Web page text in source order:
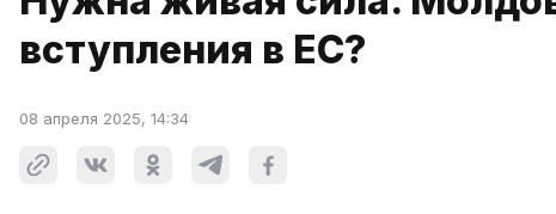
вступления в ЕС?
08 апреля 2025, 14:34